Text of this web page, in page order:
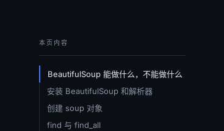
本页内容
BeautifulSoup 能做什么，不能做什么
安装 BeautifulSoup 和解析器
创建 soup 对象
find 与 find_all